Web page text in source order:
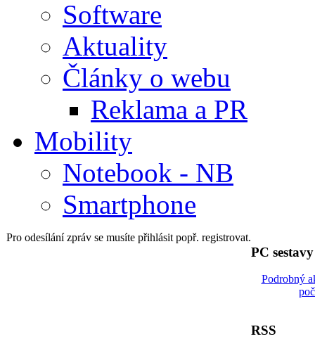
Software
Aktuality
Články o webu
Reklama a PR
Mobility
Notebook - NB
Smartphone
Pro odesílání zpráv se musíte přihlásit popř. registrovat.
PC
Podrobný
RSS